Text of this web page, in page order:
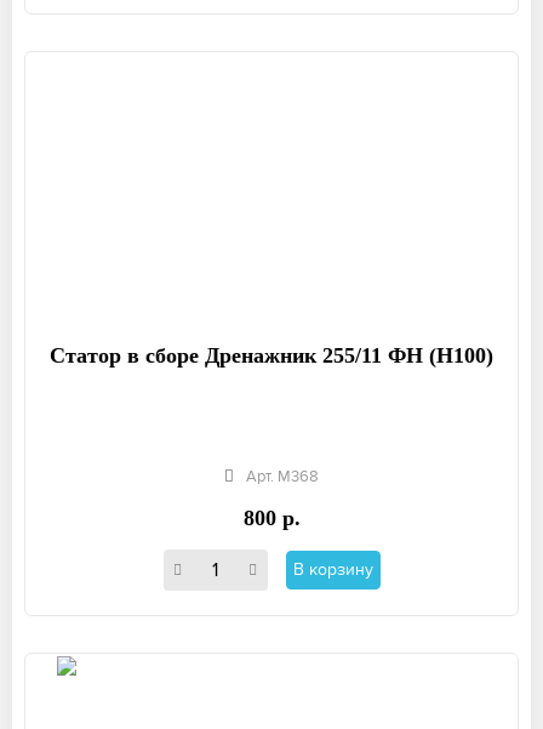
Статор в сборе Дренажник 255/11 ФН (Н100)
Арт. М368
800 р.
В корзину